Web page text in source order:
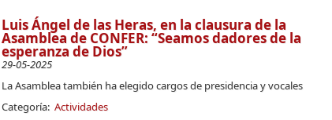
Luis Ángel de las Heras, en la clausura de la
Asamblea de CONFER: “Seamos dadores de la
esperanza de Dios”
29-05-2025
La Asamblea también ha elegido cargos de presidencia y vocales
Categoría: Actividades